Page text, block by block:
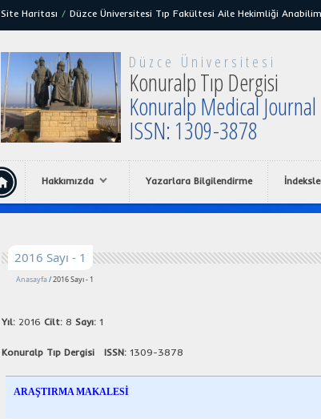
Site Haritası / Düzce Üniversitesi Tıp Fakültesi Aile Hekimliği Anabilim
Düzce Üniversitesi
Konuralp Tıp Dergisi
Konuralp Medical Journal
ISSN: 1309-3878
Hakkımızda Yazarlara Bilgilendirme
2016 Sayı - 1
Anasayfa/2016 Sayı - 1
Yıl:2016 Cilt:8 Sayı:1
Konuralp Tıp Dergisi ISSN:1309-3878
ARAŞTIRMA MAKALESİ